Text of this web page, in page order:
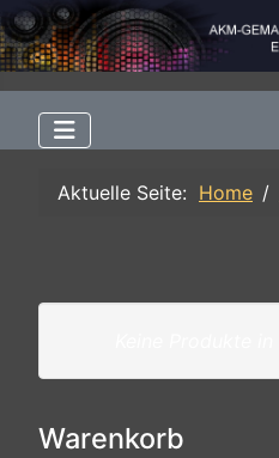
Aktuelle Seite: Home
Warenkorb